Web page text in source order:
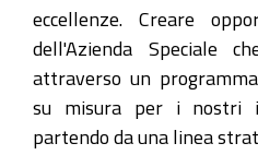
eccellenze. Creare
dell'Azienda Speciale
attraverso un
su misura per i nostri
partendo da una linea